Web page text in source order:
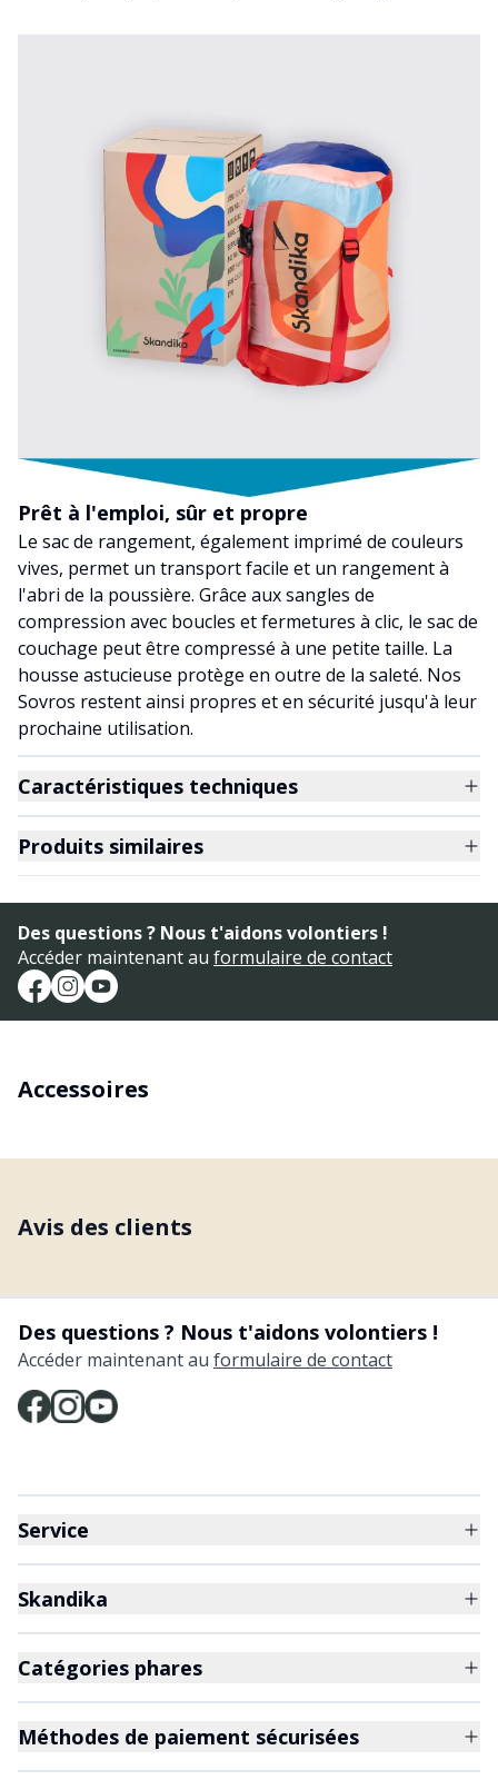
Prêt à l'emploi, sûr et propre
Le sac de rangement, également imprimé de couleurs
vives, permet un transport facile et un rangement à
l'abri de la poussière. Grâce aux sangles de
compression avec boucles et fermetures à clic, le sac de
couchage peut être compressé à une petite taille. La
housse astucieuse protège en outre de la saleté. Nos
Sovros restent ainsi propres et en sécurité jusqu'à leur
prochaine utilisation.
Caractéristiques techniques
Produits similaires
Des questions ? Nous t'aidons volontiers !
Accéder maintenant au formulaire de contact
Accessoires
Avis des clients
Des questions ? Nous t'aidons volontiers !
Accéder maintenant au formulaire de contact
Service
Skandika
Catégories phares
Méthodes de paiement sécurisées